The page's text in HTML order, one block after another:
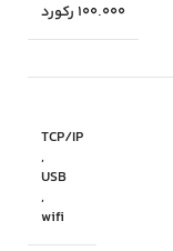
100.000 رکورد
TCP/IP
,
USB
,
wifi